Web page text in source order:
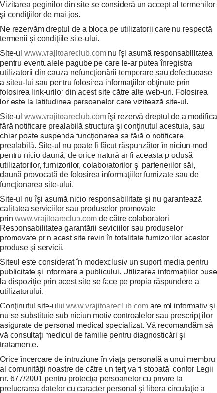
Vizitarea peginilor din site se consideră un accept al termenilor
şi condiţiilor de mai jos.
Ne rezervăm dreptul de a bloca pe utilizatorii care nu respectă
termenii şi condiţiile site-ului.
Site-ul www.vrajitoareclub.com nu îşi asumă responsabilitatea
pentru eventualele pagube pe care le-ar putea înregistra
utilizatorii din cauza nefuncţionării temporare sau defectuoase
a siteu-lui sau pentru folosirea informaţiilor obţinute prin
folosirea link-urilor din acest site către alte web-uri. Folosirea
lor este la latitudinea persoanelor care vizitează site-ul.
Site-ul www.vrajitoareclub.comîşi rezervă dreptul de a modifica
fără notificare prealabilă structura şi conţinutul acestuia, sau
chiar poate suspenda funcţionarea sa fără o notificare
prealabilă. Site-ul nu poate fi făcut răspunzător în niciun mod
pentru nicio daună, de orice natură ar fi aceasta produsă
utilizatorilor, furnizorilor, colaboratorilor şi partenerilor săi,
daună provocată de folosirea informaţiilor furnizate sau de
funcţionarea site-ului.
Site-ul nu îşi asumă nicio responsabilitate şi nu garantează
calitatea serviciilor sau produselor promovate
prin www.vrajitoareclub.com de către colaboratori.
Responsabilitatea garantării seviciilor sau produselor
promovate prin acest site revin în totalitate furnizorilor acestor
produse şi servicii.
Siteul este considerat în modexclusiv un suport media pentru
publicitate şi informare a publicului. Utilizarea informaţiilor puse
la dispoziţie prin acest site se face pe propia răspundere a
utilizatorului.
Conţinutul site-ului www.vrajitoareclub.com are rol informativ şi
nu se substituie sub niciun motiv controalelor sau prescripţiilor
asigurate de personal medical specializat. Vă recomandăm să
vă consultaţi medicul de familie pentru diagnosticări şi
tratamente.
Orice încercare de intruziune în viaţa personală a unui membru
al comunităţii noastre de către un terţ va fi stopată, confor Legii
nr. 677/2001 pentru protecţia persoanelor cu privire la
prelucrarea datelor cu caracter personal şi libera circulaţie a